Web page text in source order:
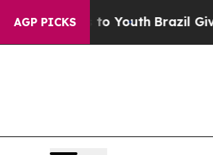
AGP PICKS
YouthBrazil Gives Parents